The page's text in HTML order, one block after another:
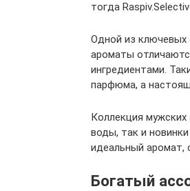
тогда
Одной из ключевых
ароматы
ингредиентами.
парфюма, а
Коллекция
воды, так и
идеальный аромат,
Богатый